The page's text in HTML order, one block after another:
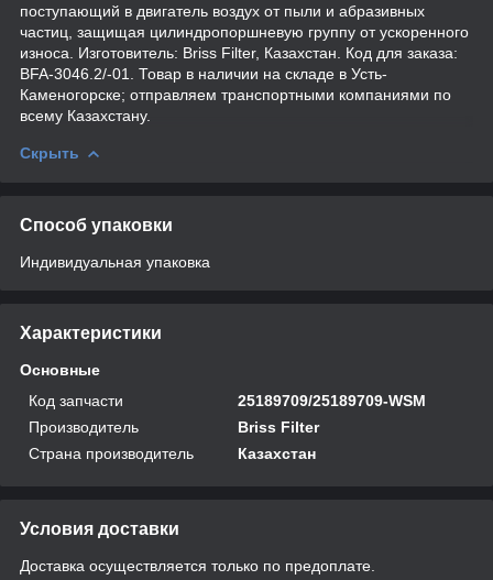
поступающий в двигатель воздух от пыли и абразивных
частиц, защищая цилиндропоршневую группу от ускоренного
износа. Изготовитель: Briss Filter, Казахстан. Код для заказа:
BFA-3046.2/-01. Товар в наличии на складе в Усть-
Каменогорске; отправляем транспортными компаниями по
всему Казахстану.
Скрыть
Способ упаковки
Индивидуальная упаковка
Характеристики
Основные
Код запчасти
25189709/25189709-WSM
Производитель
Briss Filter
Страна производитель
Казахстан
Условия доставки
Доставка осуществляется только по предоплате.